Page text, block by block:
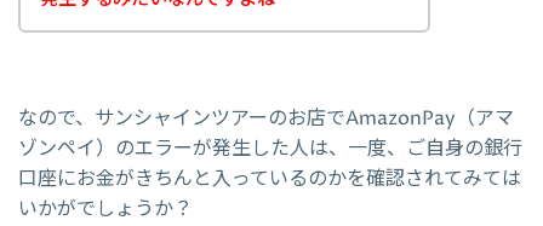
なので、サンシャインツアーのお店でAmazonPay（アマ
ゾンペイ）のエラーが発生した人は、一度、ご自身の銀行
口座にお金がきちんと入っているのかを確認されてみては
いかがでしょうか？